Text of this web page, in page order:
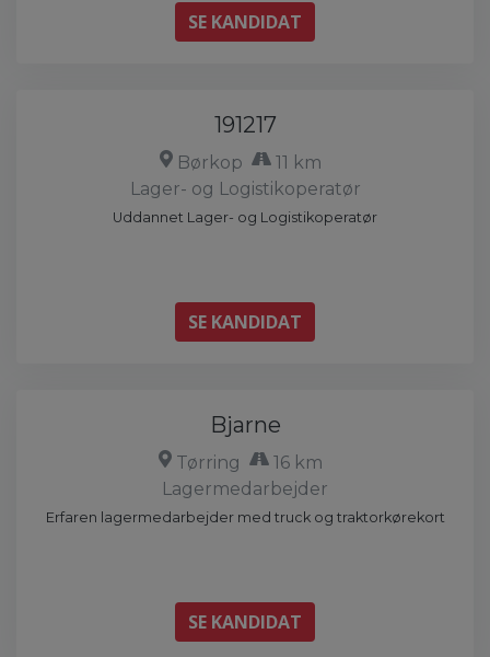
SE KANDIDAT
191217
Børkop
11 km
Lager- og Logistikoperatør
Uddannet Lager- og Logistikoperatør
SE KANDIDAT
Bjarne
Tørring
16 km
Lagermedarbejder
Erfaren lagermedarbejder med truck og traktorkørekort
SE KANDIDAT